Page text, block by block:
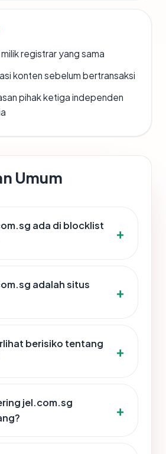
registrar yang sama
konten sebelum bertransaksi
pihak ketiga independen
Umum
ada di blocklist
adalah situs
berisiko tentang
jel.com.sg